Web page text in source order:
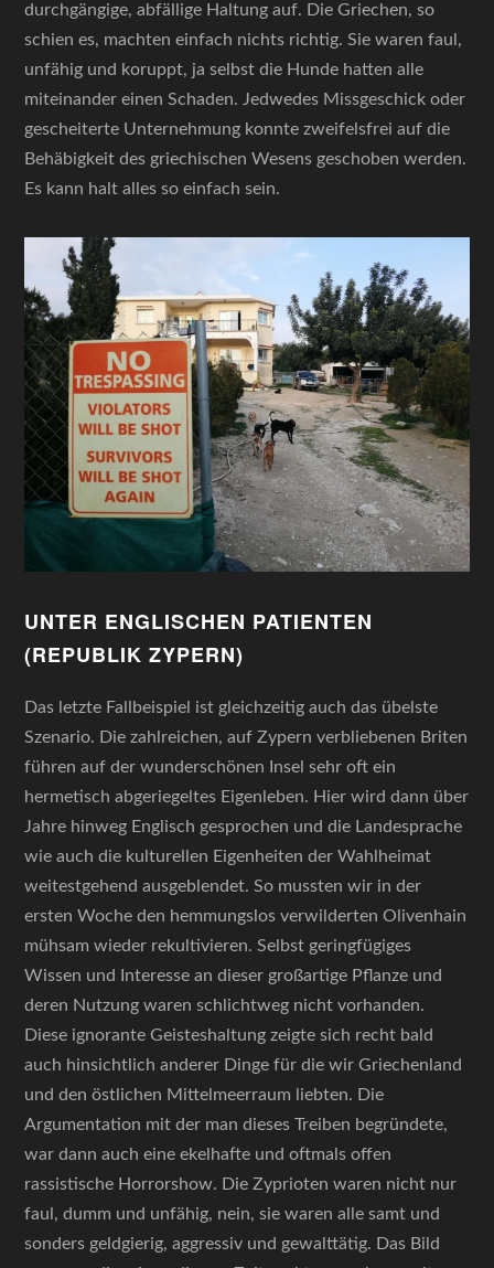
durchgängige, abfällige Haltung auf. Die Griechen, so
schien es, machten einfach nichts richtig. Sie waren faul,
unfähig und koruppt, ja selbst die Hunde hatten alle
miteinander einen Schaden. Jedwedes Missgeschick oder
gescheiterte Unternehmung konnte zweifelsfrei auf die
Behäbigkeit des griechischen Wesens geschoben werden.
Es kann halt alles so einfach sein.
UNTER ENGLISCHEN PATIENTEN
(REPUBLIK ZYPERN)
Das letzte Fallbeispiel ist gleichzeitig auch das übelste
Szenario. Die zahlreichen, auf Zypern verbliebenen Briten
führen auf der wunderschönen Insel sehr oft ein
hermetisch abgeriegeltes Eigenleben. Hier wird dann über
Jahre hinweg Englisch gesprochen und die Landesprache
wie auch die kulturellen Eigenheiten der Wahlheimat
weitestgehend ausgeblendet. So mussten wir in der
ersten Woche den hemmungslos verwilderten Olivenhain
mühsam wieder rekultivieren. Selbst geringfügiges
Wissen und Interesse an dieser großartige Pflanze und
deren Nutzung waren schlichtweg nicht vorhanden.
Diese ignorante Geisteshaltung zeigte sich recht bald
auch hinsichtlich anderer Dinge für die wir Griechenland
und den östlichen Mittelmeerraum liebten. Die
Argumentation mit der man dieses Treiben begründete,
war dann auch eine ekelhafte und oftmals offen
rassistische Horrorshow. Die Zyprioten waren nicht nur
faul, dumm und unfähig, nein, sie waren alle samt und
sonders geldgierig, aggressiv und gewalttätig. Das Bild